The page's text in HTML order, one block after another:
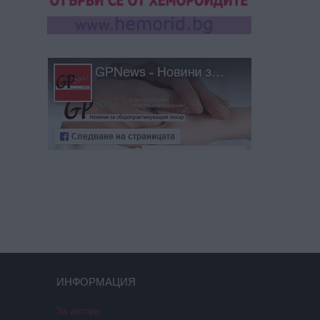
ИНФОРМАЦИЯ
За автори